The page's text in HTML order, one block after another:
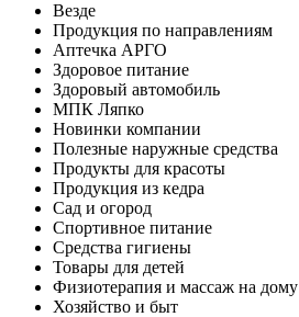
Везде
Продукция по направлениям
Аптечка АРГО
Здоровое питание
Здоровый автомобиль
МПК Ляпко
Новинки компании
Полезные наружные средства
Продукты для красоты
Продукция из кедра
Сад и огород
Спортивное питание
Средства гигиены
Товары для детей
Физиотерапия и массаж на дому
Хозяйство и быт